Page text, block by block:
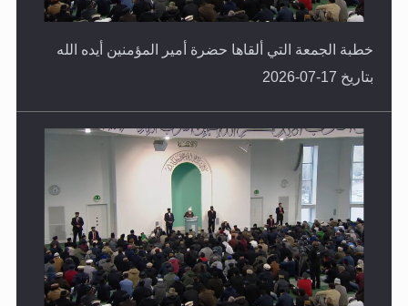
خطبة الجمعة التي ألقاها حضرة أمير المؤمنين أيده الله
خطبة الجمعة التي ألقاها حضرة أمير المؤمنين أيده الله